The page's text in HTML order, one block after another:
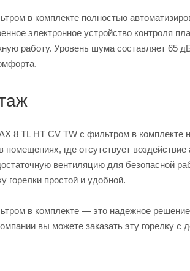
в комплекте полностью
электронное устройство контроля
работу. Уровень шума составляет 65
8 TL HT CV TW с фильтром в комплекте
где отсутствует
вентиляцию для безопасной
горелки простой и удобной.
в комплекте — это надежное
вы можете заказать эту горелку с